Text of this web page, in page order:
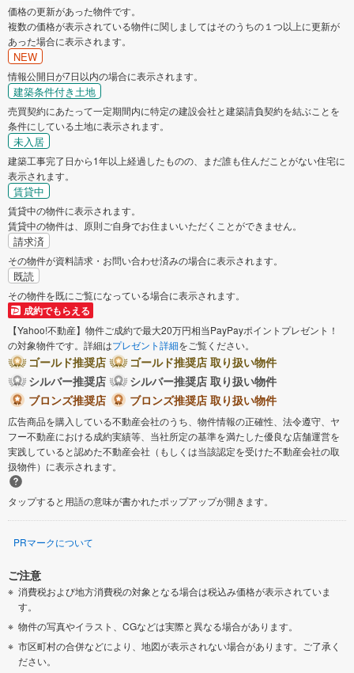
価格の更新があった物件です。
複数の価格が表示されている物件に関しましてはそのうちの１つ以上に更新が
あった場合に表示されます。
NEW
情報公開日が7日以内の場合に表示されます。
建築条件付き土地
売買契約にあたって一定期間内に特定の建設会社と建築請負契約を結ぶことを
条件にしている土地に表示されます。
未入居
建築工事完了日から1年以上経過したものの、まだ誰も住んだことがない住宅に
表示されます。
賃貸中
賃貸中の物件に表示されます。
賃貸中の物件は、原則ご自身でお住まいいただくことができません。
請求済
その物件が資料請求・お問い合わせ済みの場合に表示されます。
既読
その物件を既にご覧になっている場合に表示されます。
成約でもらえる
【Yahoo!不動産】物件ご成約で最大20万円相当PayPayポイントプレゼント！
の対象物件です。詳細はプレゼント詳細をご覧ください。
ゴールド推奨店
ゴールド推奨店 取り扱い物件
シルバー推奨店
シルバー推奨店 取り扱い物件
ブロンズ推奨店
ブロンズ推奨店 取り扱い物件
広告商品を購入している不動産会社のうち、物件情報の正確性、法令遵守、ヤ
フー不動産における成約実績等、当社所定の基準を満たした優良な店舗運営を
実践していると認めた不動産会社（もしくは当該認定を受けた不動産会社の取
扱物件）に表示されます。
タップすると用語の意味が書かれたポップアップが開きます。
PRマークについて
ご注意
消費税および地方消費税の対象となる場合は税込み価格が表示されていま
す。
物件の写真やイラスト、CGなどは実際と異なる場合があります。
市区町村の合併などにより、地図が表示されない場合があります。ご了承く
ださい。